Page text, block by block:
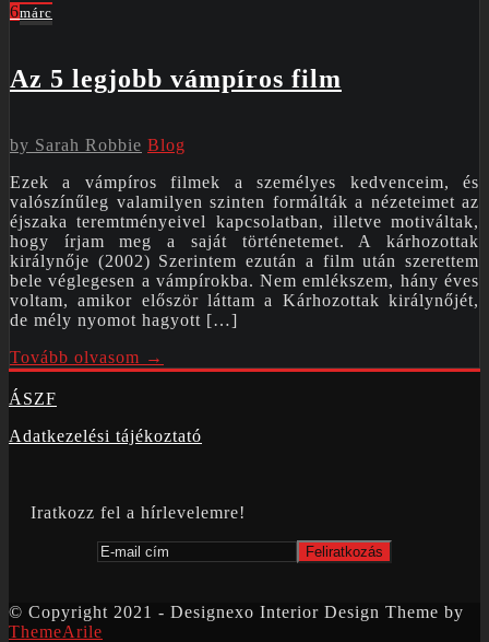
6márc
Az 5 legjobb vámpíros film
by Sarah Robbie Blog
Ezek a vámpíros filmek a személyes kedvenceim, és
valószínűleg valamilyen szinten formálták a nézeteimet az
éjszaka teremtményeivel kapcsolatban, illetve motiváltak,
hogy írjam meg a saját történetemet. A kárhozottak
királynője (2002) Szerintem ezután a film után szerettem
bele véglegesen a vámpírokba. Nem emlékszem, hány éves
voltam, amikor először láttam a Kárhozottak királynőjét,
de mély nyomot hagyott […]
Tovább olvasom →
ÁSZF
Adatkezelési tájékoztató
Iratkozz fel a hírlevelemre!
© Copyright 2021 - Designexo Interior Design Theme by
ThemeArile